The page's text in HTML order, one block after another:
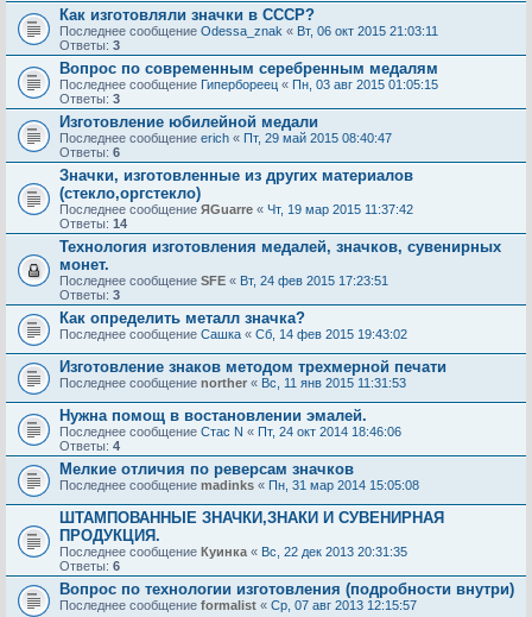
Как изготовляли значки в СССР?
Последнее сообщение Odessa_znak « Вт, 06 окт 2015 21:03:11
Ответы: 3
Вопрос по современным серебренным медалям
Последнее сообщение Гипербореец « Пн, 03 авг 2015 01:05:15
Ответы: 3
Изготовление юбилейной медали
Последнее сообщение erich « Пт, 29 май 2015 08:40:47
Ответы: 6
Значки, изготовленные из других материалов
(стекло,оргстекло)
Последнее сообщение ЯGuarre « Чт, 19 мар 2015 11:37:42
Ответы: 14
Технология изготовления медалей, значков, сувенирных
монет.
Последнее сообщение SFE « Вт, 24 фев 2015 17:23:51
Ответы: 3
Как определить металл значка?
Последнее сообщение Сашка « Сб, 14 фев 2015 19:43:02
Изготовление знаков методом трехмерной печати
Последнее сообщение norther « Вс, 11 янв 2015 11:31:53
Нужна помощ в востановлении эмалей.
Последнее сообщение Стас N « Пт, 24 окт 2014 18:46:06
Ответы: 4
Мелкие отличия по реверсам значков
Последнее сообщение madinks « Пн, 31 мар 2014 15:05:08
ШТАМПОВАННЫЕ ЗНАЧКИ,ЗНАКИ И СУВЕНИРНАЯ
ПРОДУКЦИЯ.
Последнее сообщение Куинка « Вс, 22 дек 2013 20:31:35
Ответы: 6
Вопрос по технологии изготовления (подробности внутри)
Последнее сообщение formalist « Ср, 07 авг 2013 12:15:57